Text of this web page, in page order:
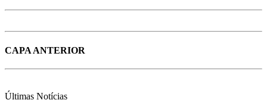
CAPA ANTERIOR
Últimas Notícias